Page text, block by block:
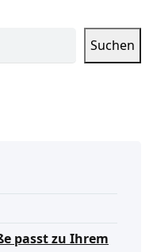
Suchen
passt zu Ihrem